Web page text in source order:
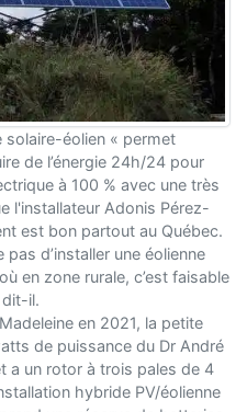
éolien « permet
de l’énergie 24h/24 pour
à 100 % avec une très
l'installateur Adonis Pérez-
est bon partout au Québec.
d’installer une éolienne
en zone rurale, c’est faisable
dit-il.
en 2021, la petite
de puissance du Dr André
a un rotor à trois pales de 4
hybride PV/éolienne